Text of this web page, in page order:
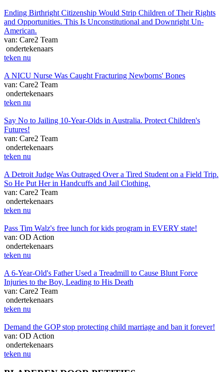
Ending Birthright Citizenship Would Strip Children of Their Rights
and Opportunities. This Is Unconstitutional and Downright Un-
American.
van: Care2 Team
ondertekenaars
teken nu
A NICU Nurse Was Caught Fracturing Newborns' Bones
van: Care2 Team
ondertekenaars
teken nu
Say No to Jailing 10-Year-Olds in Australia. Protect Children's
Futures!
van: Care2 Team
ondertekenaars
teken nu
A Detroit Judge Was Outraged Over a Tired Student on a Field Trip.
So He Put Her in Handcuffs and Jail Clothing.
van: Care2 Team
ondertekenaars
teken nu
Pass Tim Walz's free lunch for kids program in EVERY state!
van: OD Action
ondertekenaars
teken nu
A 6-Year-Old's Father Used a Treadmill to Cause Blunt Force
Injuries to the Boy, Leading to His Death
van: Care2 Team
ondertekenaars
teken nu
Demand the GOP stop protecting child marriage and ban it forever!
van: OD Action
ondertekenaars
teken nu